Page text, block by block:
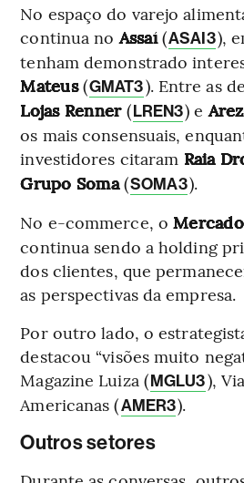
No espaço do varejo
continua noAssaí(ASAI3),
tenham demonstrado
Mateus(GMAT3). Entre as
Lojas Renner (LREN3) e
os mais consensuais,
investidores citaram Raia
Grupo Soma(SOMA3).
No e-commerce, o
continua sendo a holding
dos clientes, que
as perspectivas da empresa.
Por outro lado, o
destacou “visões muito
Magazine Luiza (MGLU3),
Americanas (AMER3).
Outros setores